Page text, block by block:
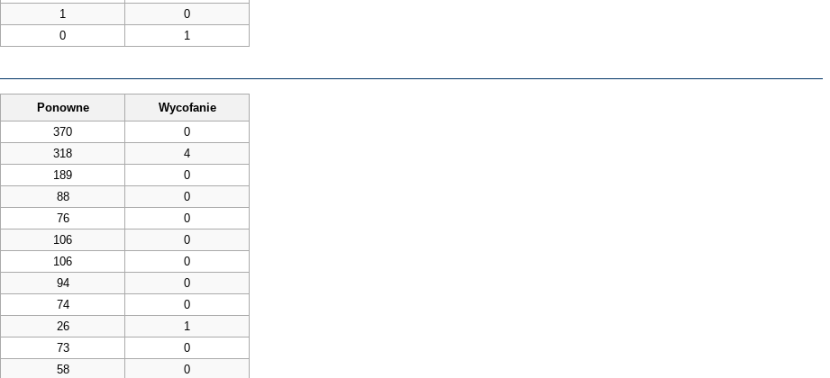
1
0
0 1
Ponowne
Wycofanie
370
0
318
4
189
0
88
0
76
0
106
0
106
0
94
0
74
0
26
1
73
0
58
0